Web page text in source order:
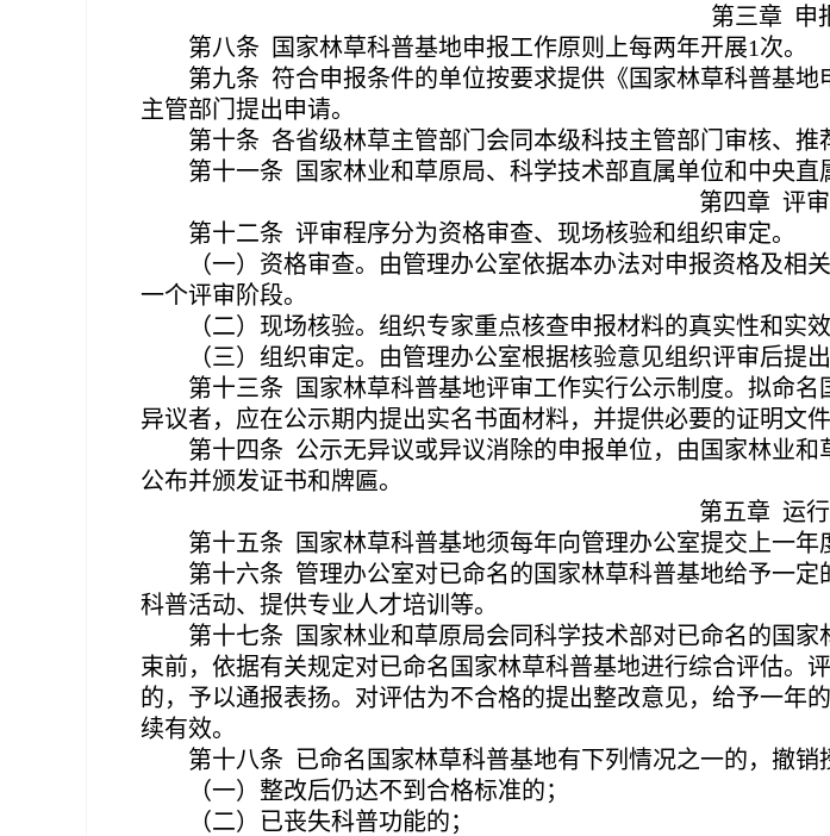
第三章 申
第八条
国家林草科普基地申报工作原则上每两年开展1次。
第九条 符合申报条件的单位按要求提供《国家林草科普基
主管部门提出申请。
第十条 各省级林草主管部门会同本级科技主管部门审核、推
第十一条
国家林业和草原局、科学技术部直属单位和中央
第四章 评
第十二条 评审程序分为资格审查、现场核验和组织审定。
（一）资格审查。由管理办公室依据本办法对申报资格及
一个评审阶段。
（二）现场核验。组织专家重点核查申报材料的真实性和实
（三）组织审定。由管理办公室根据核验意见组织评审后提
第十三条
国家林草科普基地评审工作实行公示制度。拟命
异议者，应在公示期内提出实名书面材料，并提供必要的证明文
第十四条 公示无异议或异议消除的申报单位，由国家林业
公布并颁发证书和牌匾。
第五章 运
第十五条
国家林草科普基地须每年向管理办公室提交上一年
第十六条 管理办公室对已命名的国家林草科普基地给予一
科普活动、提供专业人才培训等。
第十七条
国家林业和草原局会同科学技术部对已命名的国
束前，依据有关规定对已命名国家林草科普基地进行综合评估。
的，予以通报表扬。对评估为不合格的提出整改意见，给予一年
续有效。
第十八条
已命名国家林草科普基地有下列情况之一的，撤销
（一）整改后仍达不到合格标准的；
（二）已丧失科普功能的；